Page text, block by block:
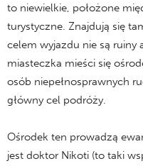
to niewielkie, położone
turystyczne. Znajdują się
celem wyjazdu nie są ruiny
miasteczka mieści się
osób niepełnosprawnych
główny cel podróży.
Ośrodek ten prowadzą
jest doktor Nikoti (to taki